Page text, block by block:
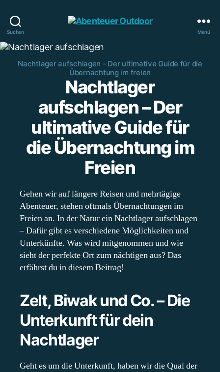
Suchen Menü
Nachtlager aufschlagen - Der ultimative Guide für die
Übernachtung im freien
Nachtlager
aufschlagen – Der
ultimative Guide für
die Übernachtung im
Freien
Gehen wir auf längere Reisen und mehrtägige
Abenteuer, stehen oftmals Übernachtungen im
Freien an. In der Natur ein Nachtlager aufschlagen
– Dafür gibt es verschiedene Möglichkeiten und
Unterkünfte. Was wird mitgenommen und wie
sieht der perfekte Ort zum nächtigen aus? Das
erfährst du in diesem Beitrag!
Zelt, Biwak und Co. – Die
Unterkunft für dein
Nachtlager
Geht es um die Unterkunft, haben wir die Qual der